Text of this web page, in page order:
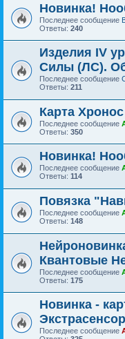
Новинка!
Последнее сообщение
Ответы: 240
Изделия IV
Силы (ЛС).
Последнее сообщение
Ответы: 211
Карта
Последнее сообщение
Ответы: 350
Новинка!
Последнее сообщение
Ответы: 114
Повязка
Последнее сообщение
Ответы: 148
Квантовые
Последнее сообщение
Ответы: 175
Новинка -
Последнее сообщение